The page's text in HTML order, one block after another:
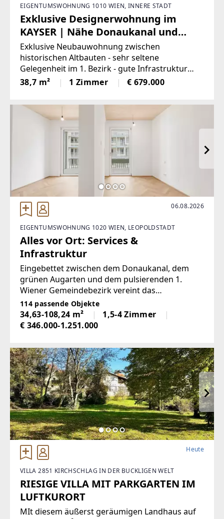
EIGENTUMSWOHNUNG 1010 WIEN, INNERE STADT
Exklusive Designerwohnung im
KAYSER | Nähe Donaukanal und
Schottentring (U2,U4) | Loggia
Exklusive Neubauwohnung zwischen
historischen Altbauten - sehr seltene
Gelegenheit im 1. Bezirk - gute Infrastruktur
und hochwertiges Design - diese Immobilie
bietet eine perfekte Kombination.IM
38,7 m² 1 Zimmer € 679.000
06.08.2026
EIGENTUMSWOHNUNG 1020 WIEN, LEOPOLDSTADT
Alles vor Ort: Services &
Infrastruktur
Eingebettet zwischen dem Donaukanal, dem
grünen Augarten und dem pulsierenden 1.
Wiener Gemeindebezirk vereint das
LeopoldQuartier Natur, Urbanität und höchste
Lebensqualität. Stephansdom, Kärntner Straße
und die kulinarischen Hotspots des
114 passende Objekte
34,63-108,24 m²
1,5-4 Zimmer
€ 346.000-1.251.000
Heute
VILLA 2851 KIRCHSCHLAG IN DER BUCKLIGEN WELT
RIESIGE VILLA MIT PARKGARTEN IM
LUFTKURORT
MIt diesem äußerst geräumigen Landhaus auf